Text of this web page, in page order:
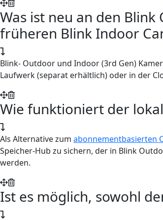
Was ist neu an den
früheren Blink Indoor
Blink- Outdoor und Indoor (3rd Gen)
Laufwerk (separat erhältlich) oder in der
Wie funktioniert der
Als Alternative zum abonnementbasierten
Speicher-Hub zu sichern, der in Blink
werden.
Ist es möglich, sowohl